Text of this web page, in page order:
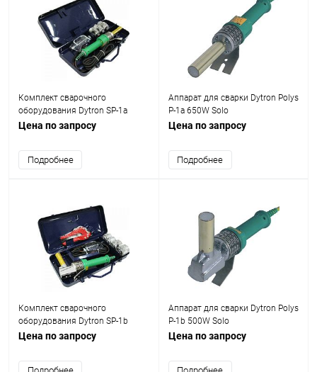
Комплект сварочного
оборудования Dytron SP-1a
650W Mini blue
Цена по запросу
Подробнее
Аппарат для сварки Dytron Polys
P-1a 650W Solo
Цена по запросу
Подробнее
Комплект сварочного
оборудования Dytron SP-1b
500W Mini blue
Цена по запросу
Аппарат для сварки Dytron Polys
P-1b 500W Solo
Цена по запросу